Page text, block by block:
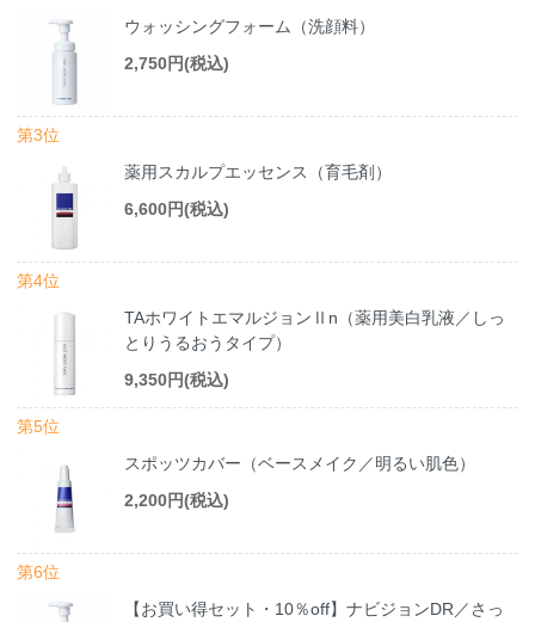
ウォッシングフォーム（洗顔料）
2,750円(税込)
第3位
薬用スカルプエッセンス（育毛剤）
6,600円(税込)
第4位
TAホワイトエマルジョンⅡn（薬用美白乳液／しっ
とりうるおうタイプ）
9,350円(税込)
第5位
スポッツカバー（ベースメイク／明るい肌色）
2,200円(税込)
第6位
【お買い得セット・10％off】ナビジョンDR／さっ